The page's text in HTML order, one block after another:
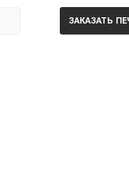
ЗАКАЗАТЬ